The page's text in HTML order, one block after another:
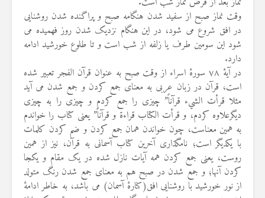
وقت نماز صبح از سفید شدن هنگامه صبح و پراگنده شدن روشنایی
در افق شروع می شود، در این هنگام نزدیک شدن روز فهمیده می
شود این سومین طرف یا زلفه از شب است و تا طلوع خورشید ادامه
دارد.
در آیهٔ ۷۸ سورهٔ اسراء از وقت صبح به عنوان قرآن الفجر تعبیر شده
است، قرآن در زبان عربی به معنای جمع کردن و جمع شدن می آید
مثلا قرأت الشيء قرآناً” چیزی را جمع کردم و چیزی را به چیزی
دیگرعلاوه کردم، و قرأت الکتاب قراءة و قرآناً” یعنی کتاب را خواندم
به همین معناست، چون خواندن همان جمع کردن و ضم کردن کلمات
با یکدیگر است؛ نامگذاری آخرین کتاب آسمانی به قرآن، نیز از همین
روست، یعنی جمع کردن همه آیات نازل شده در یک مقام و یکجا
کردن آنها؛ و جمع شدن در صبح هم به معنای جمع شدن رنگ متولد
از نور خورشید با روشنایی افق(کنارهٔ آسمان) می باشد، به خاطر ادامهٔ